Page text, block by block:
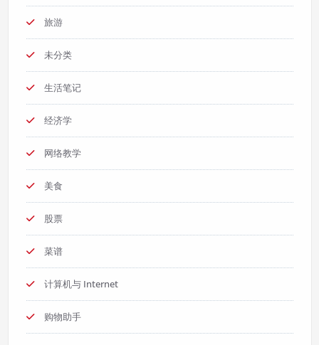
旅游
未分类
生活笔记
经济学
网络教学
美食
股票
菜谱
计算机与 Internet
购物助手